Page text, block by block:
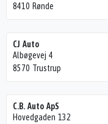
8410 Rønde
CJ Auto
Albøgevej 4
8570 Trustrup
C.B. Auto ApS
Hovedgaden 132